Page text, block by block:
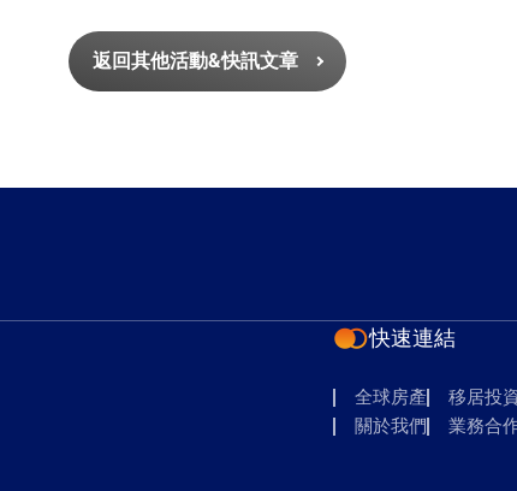
返回其他活動&快訊文章
快速連結
全球房產 移居投
關於我們
業務合